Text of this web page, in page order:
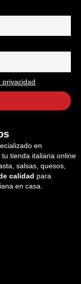
privacidad
en
tu tienda italiana online
salsas, quesos,
calidad para
en casa.